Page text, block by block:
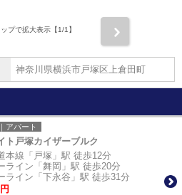
プで拡大表示【1/1】
神奈川県横浜市戸塚区上倉田町
アパート
ト戸塚カイザーブルク
本線「戸塚」駅 徒歩12分
ライン「舞岡」駅 徒歩20分
ライン「下永谷」駅 徒歩31分